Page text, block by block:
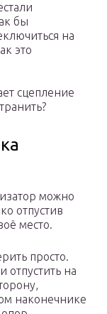
бы
на
это
сцепление
можно
отпустив
место.
просто.
отпустить на
наконечнике